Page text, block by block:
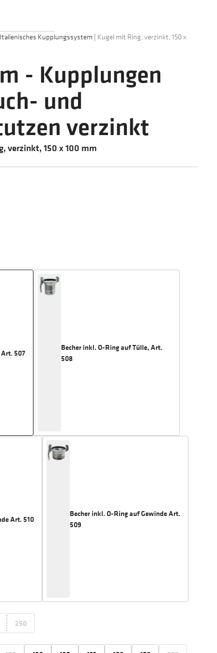
Italienisches Kupplungssystem | Kugel mit Ring, verzinkt, 150 x
- Kupplungen
und
verzinkt
verzinkt, 150 x 100 mm
507
Becher inkl. O-Ring auf Tülle, Art.
508
Art. 510
Becher inkl. O-Ring auf Gewinde Art.
509
250